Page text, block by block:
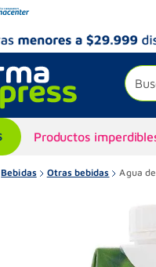
Productos
Bebidas Otras bebidas Agua